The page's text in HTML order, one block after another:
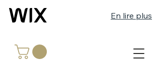
En lire plus